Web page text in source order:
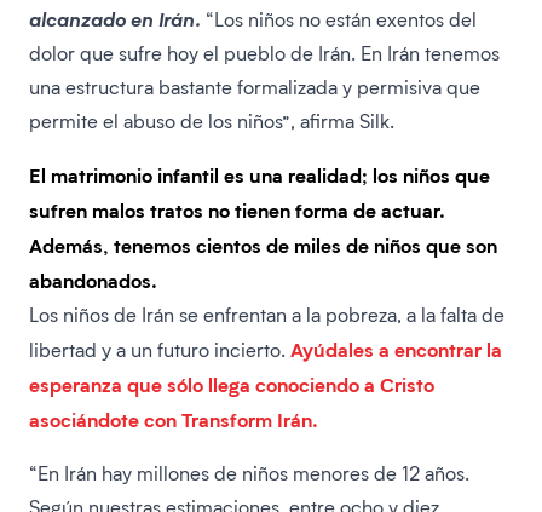
alcanzado en Irán. “Los niños no están exentos del
dolor que sufre hoy el pueblo de Irán. En Irán tenemos
una estructura bastante formalizada y permisiva que
permite el abuso de los niños”, afirma Silk.
El matrimonio infantil es una realidad; los niños que
sufren malos tratos no tienen forma de actuar.
Además, tenemos cientos de miles de niños que son
abandonados.
Los niños de Irán se enfrentan a la pobreza, a la falta de
libertad y a un futuro incierto. Ayúdales a encontrar la
esperanza que sólo llega conociendo a Cristo
asociándote con Transform Irán.
“En Irán hay millones de niños menores de 12 años.
Según nuestras estimaciones, entre ocho y diez